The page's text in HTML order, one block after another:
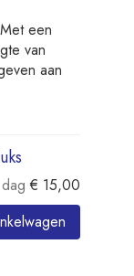
een
van
aan
€ 15,00